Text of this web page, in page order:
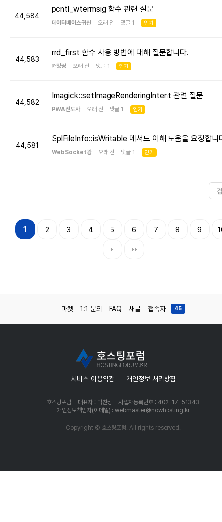
44,584
pcntl_wtermsig 함수 관련 질문
데이터베이스귀신 오래 전 댓글 1 인기
44,583
rrd_first 함수 사용 방법에 대해 질문합니다.
커밋광 오래 전 댓글 1 인기
44,582
Imagick::setImageRenderingIntent 관련 질문
PWA전도사 오래 전 댓글 1 인기
44,581
SplFileInfo::isWritable 메서드 이해 도움을 요청합니
WebSocket광 오래 전 댓글 1 인기
1 2 3 4 5 6 7 8 9
마켓 1:1 문의 FAQ 새글 접속자 45
서비스 이용약관 개인정보 처리방침
호스팅포럼 대표자 : 박찬성
사업자등록번호 : 402-17-51343
개인정보책임자(이메일) : webmaster@nowhosting.kr
Copyright © 호스팅포럼. All rights reserved.